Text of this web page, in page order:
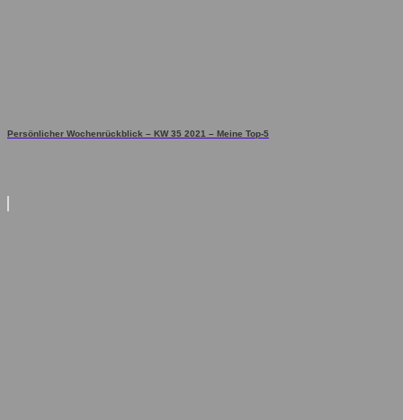
Persönlicher Wochenrückblick – KW 35 2021 – Meine Top-5